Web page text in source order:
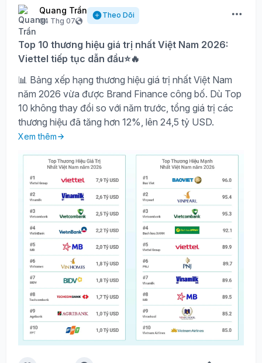
Quang Trần
04 Thg 07
Theo Dõi
Top 10 thương hiệu giá trị nhất Việt Nam 2026:
Viettel tiếp tục dẫn đầu⭐🔥
📊 Bảng xếp hạng thương hiệu giá trị nhất Việt Nam
năm 2026 vừa được Brand Finance công bố. Dù Top
10 không thay đổi so với năm trước, tổng giá trị các
thương hiệu đã tăng hơn 12%, lên 24,5 tỷ USD.
Xem thêm